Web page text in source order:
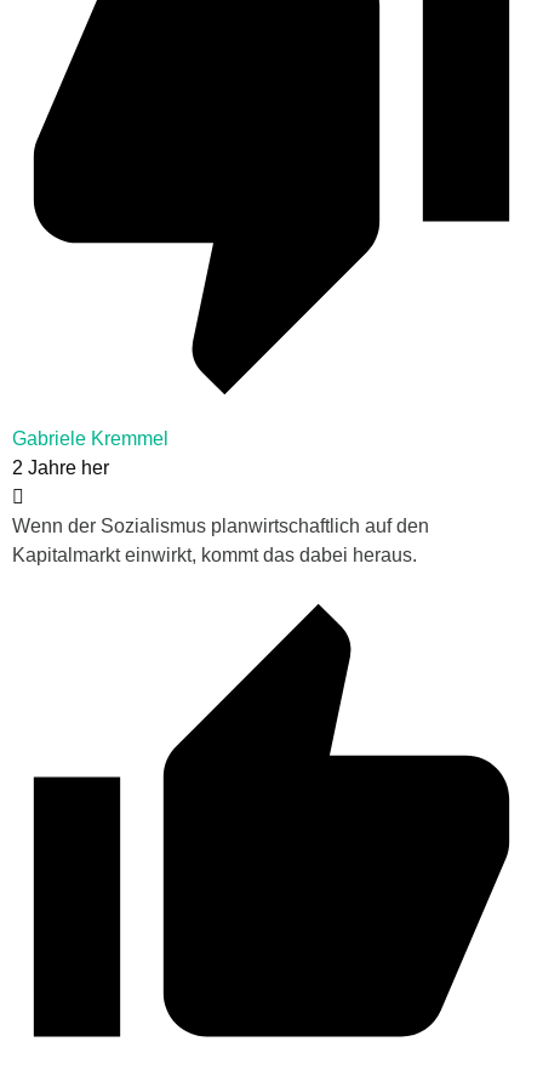
Gabriele Kremmel
2 Jahre her
Wenn der Sozialismus planwirtschaftlich auf den
Kapitalmarkt einwirkt, kommt das dabei heraus.